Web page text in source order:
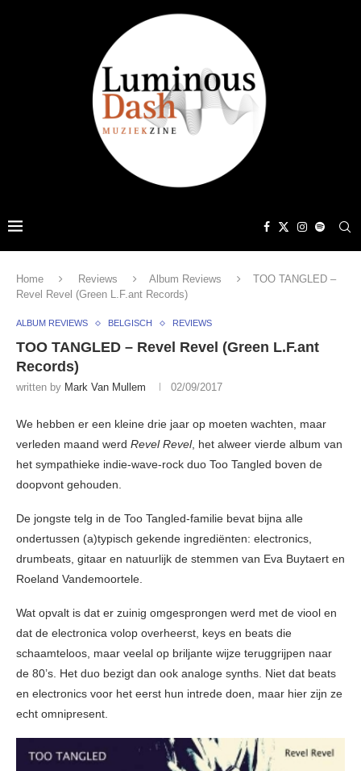
Home Reviews Album Reviews
TOO TANGLED –
Revel Revel (Green L.F.ant Records)
ALBUM REVIEWS BELGISCH REVIEWS
TOO TANGLED – Revel Revel (Green L.F.ant
Records)
written by Mark Van Mullem 02/09/2017
We hebben er een kleine drie jaar op moeten wachten, maar
verleden maand werd Revel Revel, het alweer vierde album van
het sympathieke indie-wave-rock duo Too Tangled boven de
doopvont gehouden.
De jongste telg in de Too Tangled-familie bevat bijna alle
ondertussen (a)typisch gekende ingrediënten: electronics,
drumbeats, gitaar en natuurlijk de stemmen van Eva Buytaert en
Roeland Vandemoortele.
Wat opvalt is dat er zuinig omgesprongen werd met de viool en
dat de electronica volop overheerst, keys en beats die
schaamteloos, maar veelal op briljante wijze teruggrijpen naar
de 80’s. Het duo bezigt dan ook analoge synths. Niet dat beats
en electronics voor het eerst hun intrede doen, maar hier zijn ze
echt omnipresent.